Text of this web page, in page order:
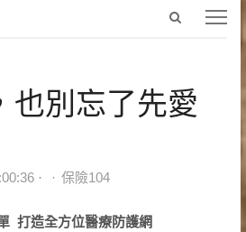
Open
search
也別忘了先愛
Author
保險104
打造全方位醫療防護網